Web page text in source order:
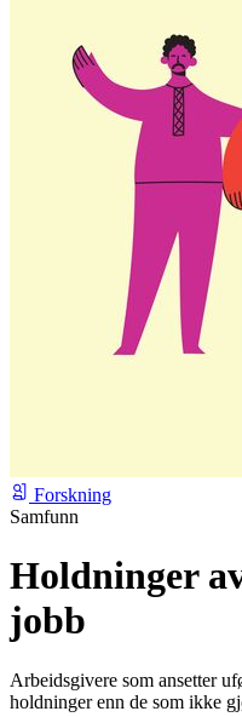
Forskning
Samfunn
Holdninger
jobb
Arbeidsgivere som ansetter
holdninger enn de som ikke